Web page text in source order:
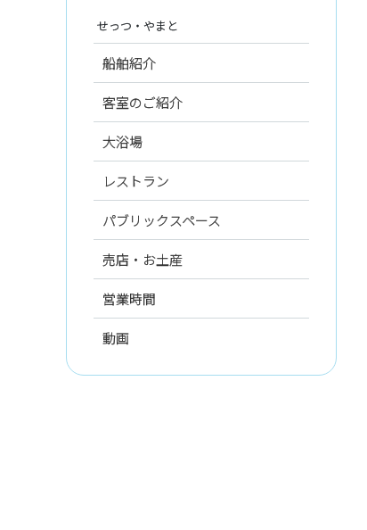
せっつ・やまと
船舶紹介
客室のご紹介
大浴場
レストラン
パブリックスペース
売店・お土産
営業時間
動画